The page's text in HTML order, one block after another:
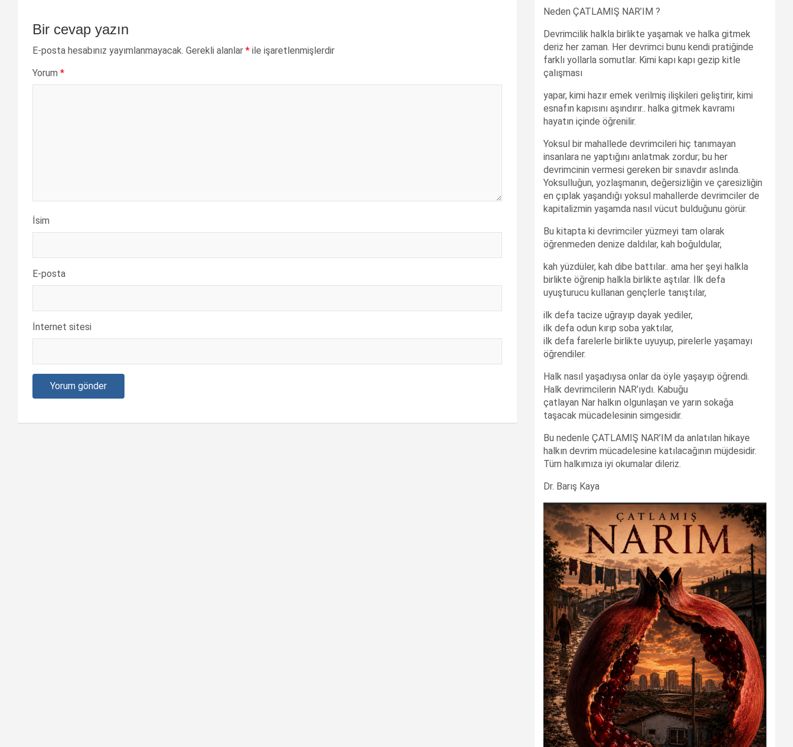
Bir cevap yazın
E-posta hesabınız yayımlanmayacak. Gerekli alanlar * ile işaretlenmişlerdir
Yorum *
İsim
E-posta
İnternet sitesi
Neden ÇATLAMIŞ NAR’IM ?
Devrimcilik halkla birlikte yaşamak ve halka gitmek
deriz her zaman. Her devrimci bunu kendi pratiğinde
farklı yollarla somutlar. Kimi kapı kapı gezip kitle
çalışması
yapar, kimi hazır emek verilmiş ilişkileri geliştirir, kimi
esnafın kapısını aşındırır.. halka gitmek kavramı
hayatın içinde öğrenilir.
Yoksul bir mahallede devrimcileri hiç tanımayan
insanlara ne yaptığını anlatmak zordur; bu her
devrimcinin vermesi gereken bir sınavdır aslında.
Yoksulluğun, yozlaşmanın, değersizliğin ve çaresizliğin
en çıplak yaşandığı yoksul mahallerde devrimciler de
kapitalizmin yaşamda nasıl vücut bulduğunu görür.
Bu kitapta ki devrimciler yüzmeyi tam olarak
öğrenmeden denize daldılar, kah boğuldular,
kah yüzdüler, kah dibe battılar.. ama her şeyi halkla
birlikte öğrenip halkla birlikte aştılar. İlk defa
uyuşturucu kullanan gençlerle tanıştılar,
ilk defa tacize uğrayıp dayak yediler,
ilk defa odun kırıp soba yaktılar,
ilk defa farelerle birlikte uyuyup, pirelerle yaşamayı
öğrendiler.
Halk nasıl yaşadıysa onlar da öyle yaşayıp öğrendi.
Halk devrimcilerin NAR’ıydı. Kabuğu
çatlayan Nar halkın olgunlaşan ve yarın sokağa
taşacak mücadelesinin simgesidir.
Bu nedenle ÇATLAMIŞ NAR’IM da anlatılan hikaye
halkın devrim mücadelesine katılacağının müjdesidir.
Tüm halkımıza iyi okumalar dileriz.
Dr. Barış Kaya